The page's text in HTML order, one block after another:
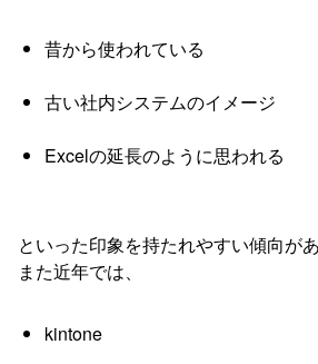
昔から使われている
古い社内システムのイメージ
Excelの延長のように思われる
といった印象を持たれやすい傾向があ
また近年では、
kintone